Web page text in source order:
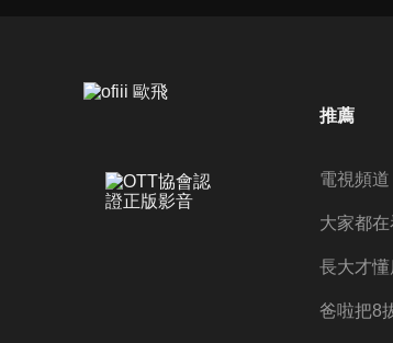
推薦
電視頻道
大家都在
爸啦把8